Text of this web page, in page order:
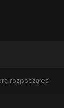
rozpocząłeś